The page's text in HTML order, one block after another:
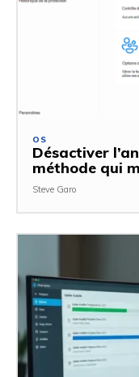
OS
Désactiver
méthode qui
Steve Garo